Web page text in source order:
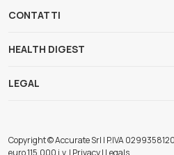
CONTATTI
HEALTH DIGEST
LEGAL
Copyright © Accurate Srl | P.IVA
euro 115.000 i.v. | Privacy | Legals